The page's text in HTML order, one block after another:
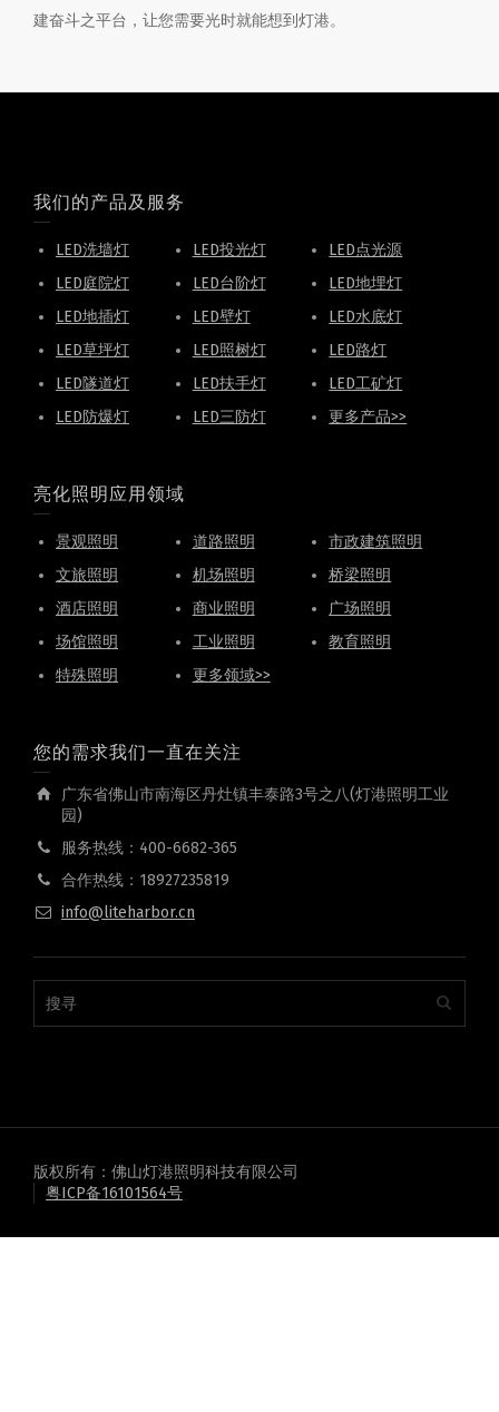
建奋斗之平台，让您需要光时就能想到灯港。
我们的产品及服务
LED洗墙灯 LED投光灯
LED点光源
LED庭院灯
LED台阶灯
LED地埋灯
LED地插灯
LED壁灯
LED水底灯
LED草坪灯
LED照树灯
LED路灯
LED隧道灯
LED扶手灯
LED工矿灯
LED防爆灯
LED三防灯 更多产品>>
亮化照明应用领域
景观照明 道路照明
市政建筑照明
文旅照明
机场照明
桥梁照明
酒店照明
商业照明
广场照明
场馆照明
工业照明
教育照明
特殊照明
更多领域>>
您的需求我们一直在关注
广东省佛山市南海区丹灶镇丰泰路3号之八(灯港照明工业
园)
服务热线：400-6682-365
合作热线：18927235819
info@liteharbor.cn
版权所有：佛山灯港照明科技有限公司
粤ICP备16101564号